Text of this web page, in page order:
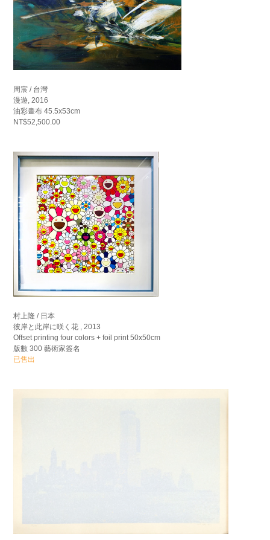
周宸 / 台灣
漫遊, 2016
油彩畫布 45.5x53cm
NT$52,500.00
村上隆 / 日本
彼岸と此岸に咲く花 , 2013
Offset printing four colors + foil print 50x50cm
版數 300 藝術家簽名
已售出